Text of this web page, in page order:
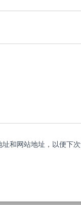
和网站地址，以便下